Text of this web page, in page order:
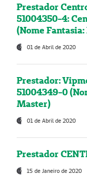
Prestador
51004350-4:
(Nome
01 de Abril de 2020
Prestador:
51004349-0
Master)
01 de Abril de 2020
Prestador
15 de Janeiro de 2020